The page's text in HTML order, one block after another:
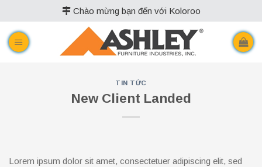
to
content
Chào mừng bạn đến với Koloroo
TIN TỨC
New Client Landed
Lorem ipsum dolor sit amet, consectetuer adipiscing elit, sed